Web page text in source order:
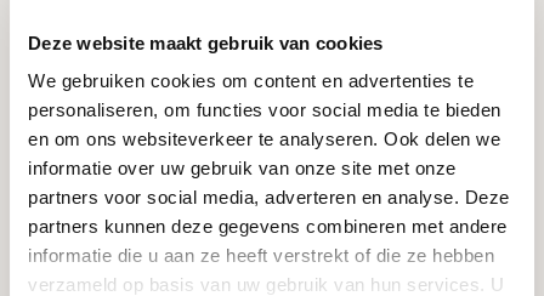
Deze website maakt gebruik van cookies
We gebruiken cookies om content en advertenties te
personaliseren, om functies voor social media te bieden
en om ons websiteverkeer te analyseren. Ook delen we
informatie over uw gebruik van onze site met onze
partners voor social media, adverteren en analyse. Deze
partners kunnen deze gegevens combineren met andere
informatie die u aan ze heeft verstrekt of die ze hebben
verzameld op basis van uw gebruik van hun services. U
Onderhoud
Vergunningen
Levertijd
Grafsteen kopen
Informatie